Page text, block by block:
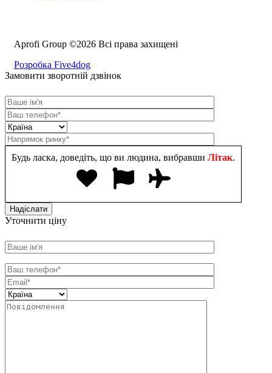
Aprofi Group ©2026 Всі права захищені
Розробка Five4dog
Замовити зворотній дзвінок
Будь ласка, доведіть, що ви людина, вибравши Літак.
Уточнити ціну